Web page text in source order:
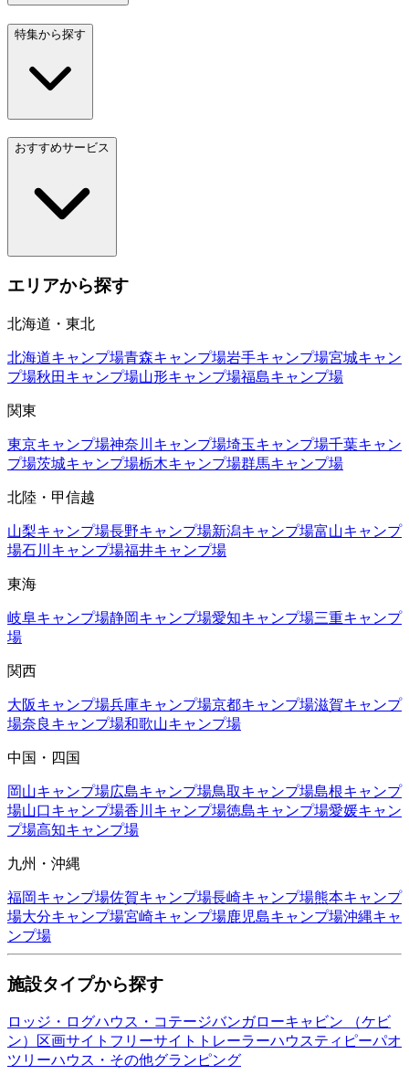
特集から探す
おすすめサービス
エリアから探す
北海道・東北
北海道キャンプ場青森キャンプ場岩手キャンプ場宮城キャン
プ場秋田 キャンプ場山形キャンプ場福島キャンプ場
関東
東京キャンプ場神奈川 キャンプ場埼玉キャンプ場千葉キャン
プ場茨城キャンプ場栃木キャンプ場群馬キャンプ場
北陸・甲信越
山梨キャンプ場長野キャンプ場新潟キャンプ場富山キャンプ
場石川 キャンプ場福井キャンプ場
東海
岐阜キャンプ場静岡キャンプ場愛知キャンプ場三重キャンプ
場
関西
大阪キャンプ場兵庫キャンプ場京都キャンプ場滋賀キャンプ
場奈良 キャンプ場和歌山キャンプ場
中国・四国
岡山キャンプ場広島キャンプ場鳥取キャンプ場島根キャンプ
場山口キャンプ場香川 キャンプ場徳島キャンプ場愛媛キャン
プ場高知キャンプ場
九州・沖縄
福岡キャンプ場佐賀キャンプ場長崎キャンプ場熊本キャンプ
場大分キャンプ場宮崎キャンプ場鹿児島キャンプ場沖縄キャ
ンプ場
施設タイプから探す
ロッジ・ログハウス・コテージバンガローキャビン （ケビ
ン）
区画サイト フリーサイト トレーラーハウスティピーパオ
ツリーハウス・その他グランピング